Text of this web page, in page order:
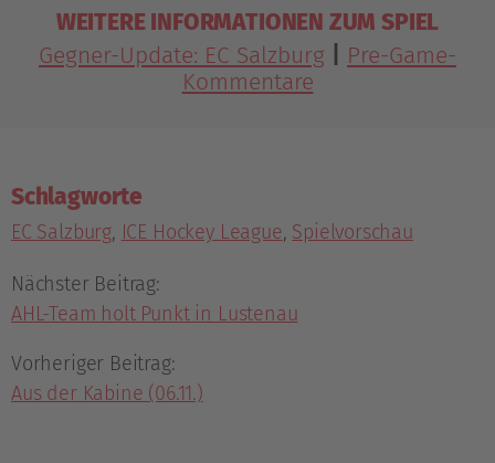
WEITERE INFORMATIONEN ZUM SPIEL
Gegner-Update: EC Salzburg
Pre-Game-
Kommentare
Schlagworte
EC Salzburg, ICE Hockey League, Spielvorschau
Nächster Beitrag:
AHL-Team holt Punkt in Lustenau
Vorheriger Beitrag:
Aus der Kabine (06.11.)